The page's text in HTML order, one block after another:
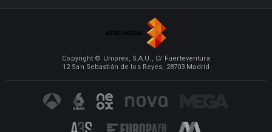
Copyright © Uniprex, S.A.U., C/ Fuerteventura
12 San Sebastián de los Reyes, 28703 Madrid